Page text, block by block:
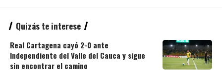
Quizás te interese
Real Cartagena cayó 2-0 ante
Independiente del Valle del Cauca y sigue
sin encontrar el camino